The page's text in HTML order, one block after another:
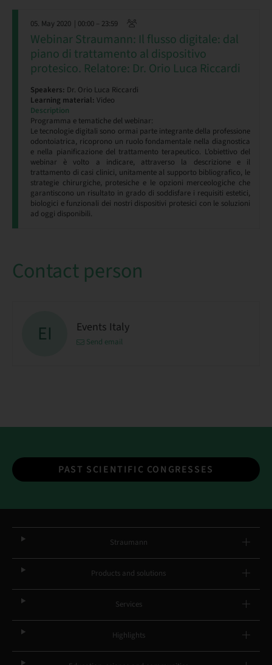
05. May 2020 | 00:00 – 23:59
Webinar Straumann: Il flusso digitale: dal
piano di trattamento al dispositivo
protesico. Relatore: Dr. Orio Luca Riccardi
Speakers: Dr. Orio Luca Riccardi
Learning material: Video
Description
Programma e tematiche del webinar:
Le tecnologie digitali sono ormai parte integrante della professione
odontoiatrica, ricoprono un ruolo fondamentale nella diagnostica
e nella pianificazione del trattamento terapeutico. L’obiettivo del
webinar è volto a indicare, attraverso la descrizione e il
trattamento di casi clinici, unitamente al supporto bibliografico, le
strategie chirurgiche, protesiche e le opzioni merceologiche che
garantiscono un risultato in grado di soddisfare i requisiti estetici,
biologici e funzionali dei nostri dispositivi protesici con le soluzioni
ad oggi disponibili.
Contact person
EI Events Italy
Send email
PAST SCIENTIFIC CONGRESSES
Straumann
Products and solutions
Services
Highlights